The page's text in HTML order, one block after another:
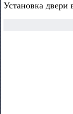
Установка двери